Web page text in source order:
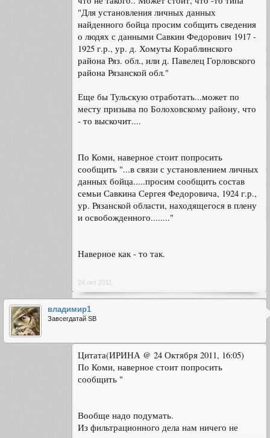
"Для установления личных данных
найденного бойца просим собщить сведения
о людях с данными Савкин Федорович 1917 -
1925 г.р., ур. д. Хомуты Кораблинского
района Ряз. обл., или д. Павелец Горловского
района Рязанской обл."
Еще бы Тульскую отработать...может по
месту призыва по Болоховскому району, что
- то выскочит....
По Коми, наверное стоит попросить
сообщить "...в связи с установлением личных
данных бойца.....просим сообщить состав
семьи Савкина Сергея Федоровича, 1924 г.р.,
ур. Рязанской области, находящегося в плену
и освобожденного........"
Наверное как - то так.
24 окт 2011
владимир1
Завсегдатай SB
Цитата(ИРИНА @ 24 Октября 2011, 16:05)
По Коми, наверное стоит попросить
сообщить "
Вообще надо подумать.
Из фильтрационного дела нам ничего не